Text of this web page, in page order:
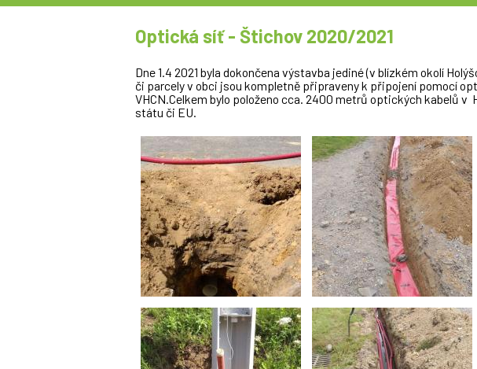
Optická síť - Štichov 2020/2021
Dne 1.4 2021 byla dokončena výstavba jediné (v blízkém okolí
či parcely v obci jsou kompletně připraveny k připojení pomocí
VHCN.Celkem bylo položeno cca. 2400 metrů optických kabelů
státu či EU.